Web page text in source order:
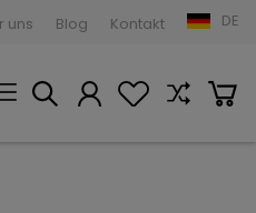
uns Blog Kontakt DE